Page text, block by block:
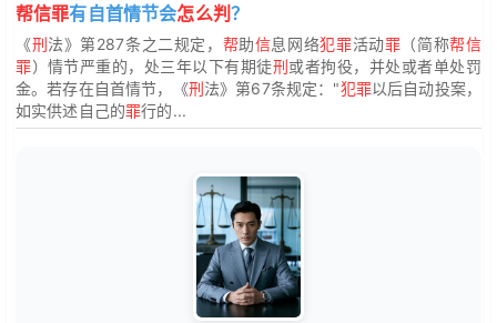
帮信罪有自首情节会怎么判 ？
《刑法》第287条之二规定， 帮助信息网络犯罪活动罪 （简称帮信
罪）情节严重的，处三年以下有期徒刑或者拘役，并处或者单处罚
金。若存在自首情节，《刑法》第67条规定："犯罪以后自动投案，
如实供述自己的罪行的...